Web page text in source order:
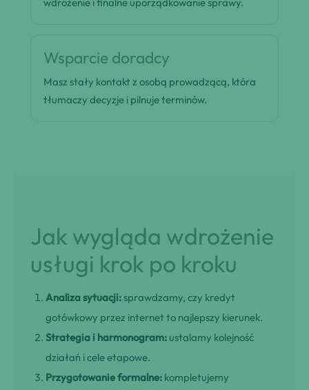
Wsparcie doradcy
Masz stały kontakt z osobą prowadzącą, która
tłumaczy decyzje i pilnuje terminów.
Jak wygląda wdrożenie
usługi krok po kroku
Analiza sytuacji: sprawdzamy, czy kredyt
gotówkowy przez internet to najlepszy kierunek.
Strategia i harmonogram: ustalamy kolejność
działań i cele etapowe.
Przygotowanie formalne: kompletujemy